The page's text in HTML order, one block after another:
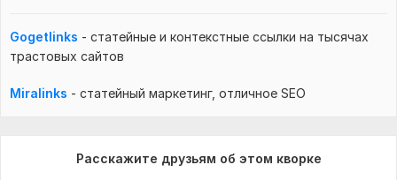
Количество ссылок: 7
Картинки
Срок выполнения:
2 дня
Gogetlinks - статейные и контекстные ссылки на тысячах
трастовых сайтов
Miralinks - статейный маркетинг, отличное SEO
Расскажите друзьям об этом кворке